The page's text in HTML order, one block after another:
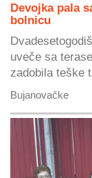
Devojka pala
bolnicu
uveče sa
zadobila teške
Bujanovačke